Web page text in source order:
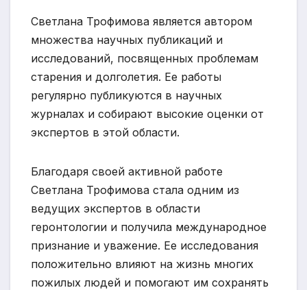
Светлана Трофимова является автором
множества научных публикаций и
исследований, посвященных проблемам
старения и долголетия. Ее работы
регулярно публикуются в научных
журналах и собирают высокие оценки от
экспертов в этой области.
Благодаря своей активной работе
Светлана Трофимова стала одним из
ведущих экспертов в области
геронтологии и получила международное
признание и уважение. Ее исследования
положительно влияют на жизнь многих
пожилых людей и помогают им сохранять